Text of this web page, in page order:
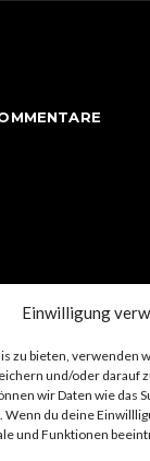
Einwilligung
zu bieten, verwenden
und/oder darauf
wir Daten wie das
du deine
und Funktionen